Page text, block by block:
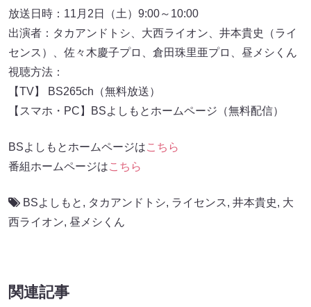
放送日時：11月2日（土）9:00～10:00
出演者：タカアンドトシ、大西ライオン、井本貴史（ライ
センス）、佐々木慶子プロ、倉田珠里亜プロ、昼メシくん
視聴方法：
【TV】 BS265ch（無料放送）
【スマホ・PC】BSよしもとホームページ（無料配信）
BSよしもとホームページはこちら
番組ホームページはこちら
BSよしもと , タカアンドトシ, ライセンス, 井本貴史, 大
西ライオン, 昼メシくん
関連記事